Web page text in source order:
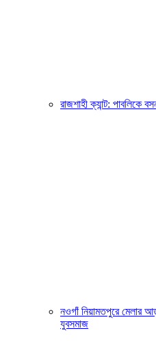
রাজশাহী ক্যান্ট: পাবলিকে
নওগাঁ নিয়ামতপুরে মেলার
যুবসমাজ